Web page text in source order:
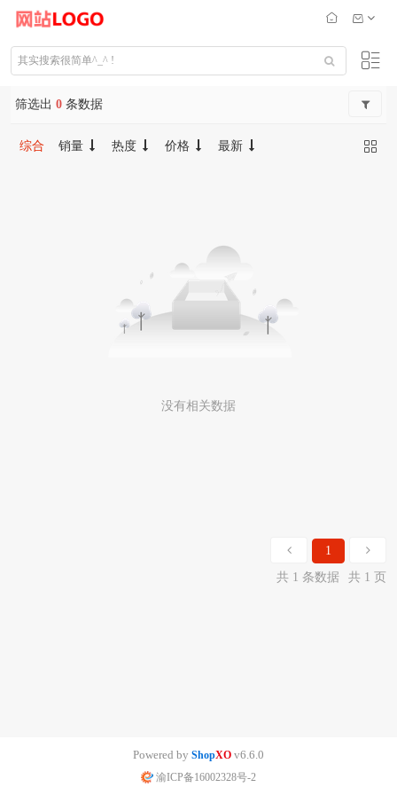
筛选出 0 条数据
综合 销量 热度 价格 最新
没有相关数据
1
共 1 条数据
共 1 页
Powered by ShopXO v6.6.0
渝ICP备16002328号-2